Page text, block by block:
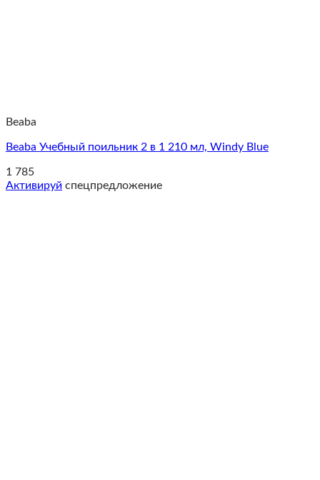
Beaba
Beaba Учебный поильник 2 в 1 210 мл, Windy Blue
1 785
Активируй спецпредложение